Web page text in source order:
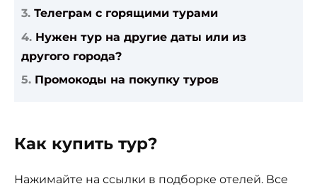
Телеграм с горящими турами
Нужен тур на другие даты или из
другого города?
Промокоды на покупку туров
Как купить тур?
Нажимайте на ссылки в подборке отелей. Все